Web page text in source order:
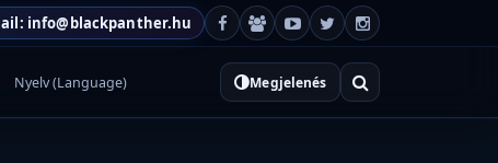
info@blackpanther.hu
Nyelv (Language) Megjelenés